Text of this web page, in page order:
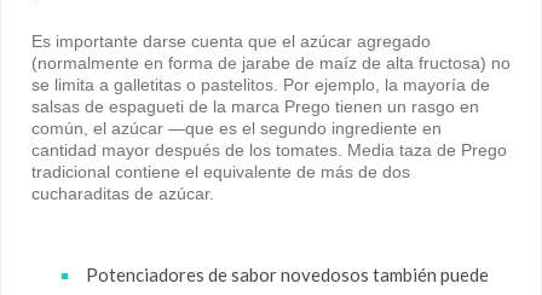
Es importante darse cuenta que el azúcar agregado
(normalmente en forma de jarabe de maíz de alta fructosa) no
se limita a galletitas o pastelitos. Por ejemplo, la mayoría de
salsas de espagueti de la marca Prego tienen un rasgo en
común, el azúcar —que es el segundo ingrediente en
cantidad mayor después de los tomates. Media taza de Prego
tradicional contiene el equivalente de más de dos
cucharaditas de azúcar.
Potenciadores de sabor novedosos también puede